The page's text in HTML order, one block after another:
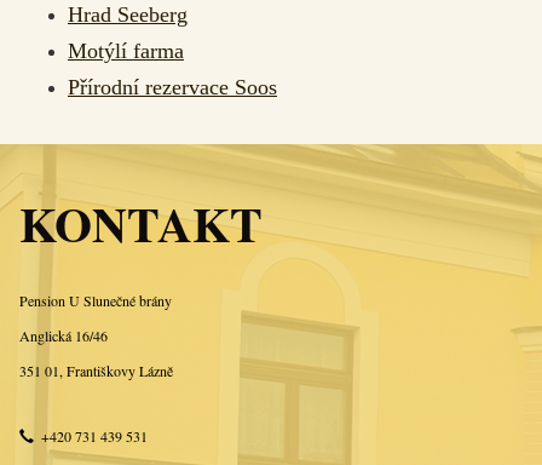
KONTAKT
Pension U Slunečné brány
Anglická 16/46
351 01, Františkovy Lázně
+420 731 439 531
Hrad Seeberg
Motýlí farma
Přírodní rezervace Soos